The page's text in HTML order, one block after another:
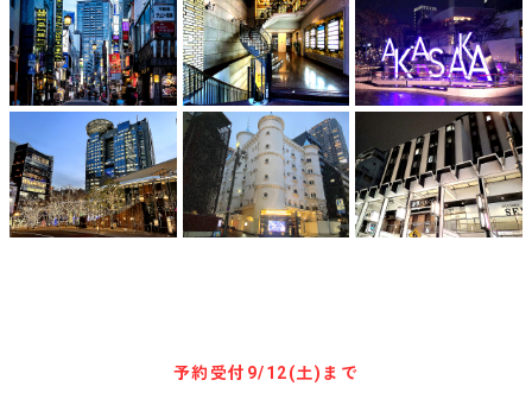
予約受付 9/12(土)まで